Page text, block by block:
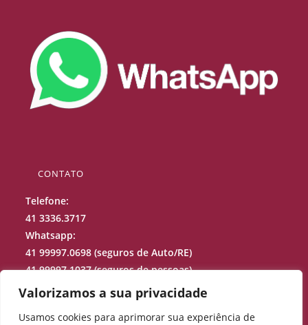
Valorizamos a sua privacidade
Usamos cookies para aprimorar sua experiência de
CONTATO
Telefone:
41 3336.3717
Whatsapp:
41 99997.0698 (seguros de Auto/RE)
41 99997.1037 (seguros de pessoas)
41 99688.9973 (sinistros)
projecao@projecaocorretora.com.br